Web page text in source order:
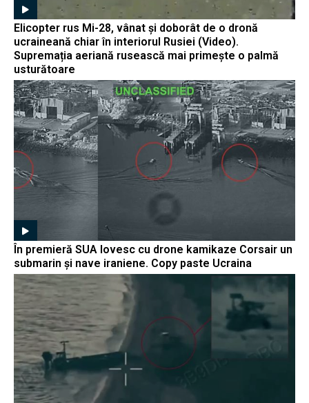
Elicopter rus Mi-28, vânat și doborât de o dronă
ucraineană chiar în interiorul Rusiei (Video).
Supremația aeriană rusească mai primește o palmă
usturătoare
În premieră SUA lovesc cu drone kamikaze Corsair un
submarin și nave iraniene. Copy paste Ucraina